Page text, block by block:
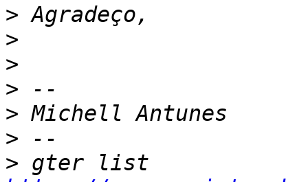
>
>
>
>
>
>
>